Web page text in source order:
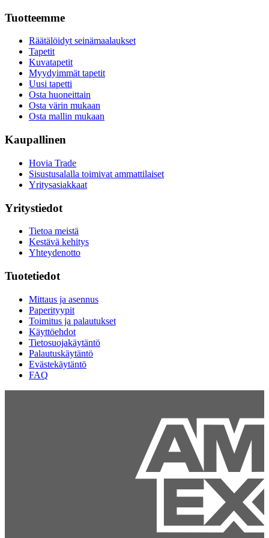
Tuotteemme
Räätälöidyt seinämaalaukset
Tapetit
Kuvatapetit
Myydyimmät tapetit
Uusi tapetti
Osta huoneittain
Osta värin mukaan
Osta mallin mukaan
Kaupallinen
Hovia Trade
Sisustusalalla toimivat ammattilaiset
Yritysasiakkaat
Yritystiedot
Tietoa meistä
Kestävä kehitys
Yhteydenotto
Tuotetiedot
Mittaus ja asennus
Paperityypit
Toimitus ja palautukset
Käyttöehdot
Tietosuojakäytäntö
Palautuskäytäntö
Evästekäytäntö
FAQ